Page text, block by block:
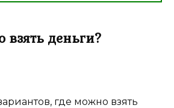
деньги?
где можно взять